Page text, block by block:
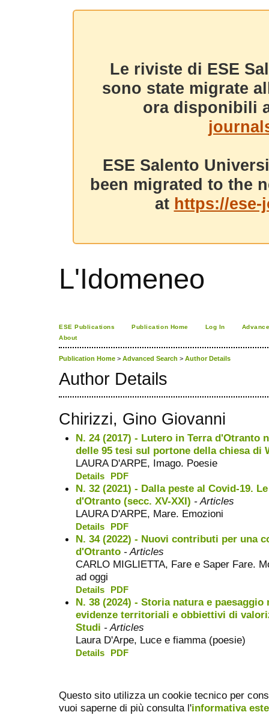
Le riviste di ESE
sono state migrate
ora disponibili
ESE Salento
been migrated to the
at https://
L'Idomeneo
ESE Publications Publication Home Log In
About
Publication Home > Advanced Search > Author Details
Author Details
Chirizzi, Gino Giovanni
N. 24 (2017) - Lutero in Terra d'Otranto
delle 95 tesi sul portone della chiesa di
LAURA D'ARPE, Imago. Poesie
Details PDF
N. 32 (2021) - Dalla peste al Covid-19.
d'Otranto (secc. XV-XXI) - Articles
LAURA D'ARPE, Mare. Emozioni
Details PDF
N. 34 (2022) - Nuovi contributi per una
d'Otranto - Articles
CARLO MIGLIETTA, Fare e Saper Fare.
ad oggi
Details PDF
N. 38 (2024) - Storia natura e
evidenze territoriali e obbiettivi di
Studi - Articles
Laura D'Arpe, Luce e fiamma (poesie)
Details PDF
Questo sito utilizza un cookie tecnico per
vuoi saperne di più consulta l'informativa